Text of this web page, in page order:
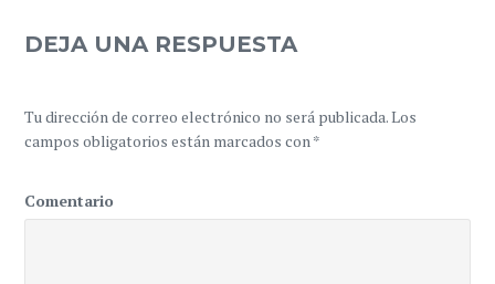
DEJA UNA RESPUESTA
Tu dirección de correo electrónico no será publicada.Los
campos obligatorios están marcados con*
Comentario